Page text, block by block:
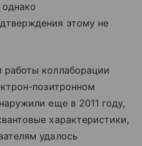
этому не
коллаборации
позитронном
еще в 2011 году,
характеристики,
удалось